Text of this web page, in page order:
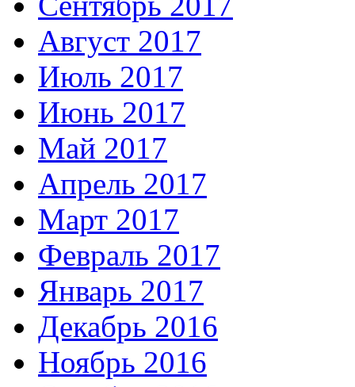
Август 2017
Июль 2017
Июнь 2017
Май 2017
Апрель 2017
Март 2017
Февраль 2017
Январь 2017
Декабрь 2016
Ноябрь 2016